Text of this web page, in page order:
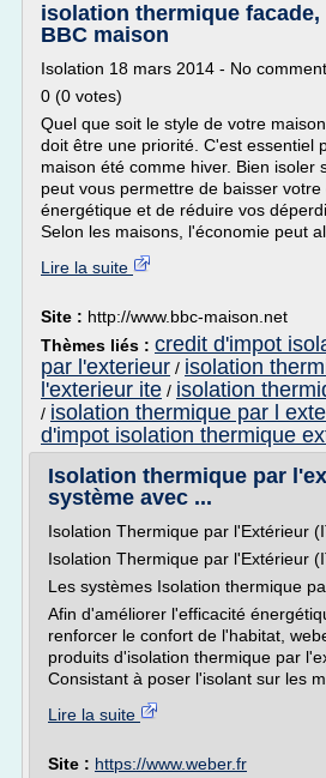
isolation thermique facade,
BBC maison
Isolation 18 mars 2014 - No
0 (0 votes)
Quel que soit le style de votre
doit être une priorité. C'est essentiel
maison été comme hiver. Bien isoler
peut vous permettre de baisser votre
énergétique et de réduire vos
Selon les maisons, l'économie peut
Lire la suite
Site : http://www.bbc-maison.net
Thèmes liés : credit d'impot
par l'exterieur / isolation
l'exterieur ite / isolation
/ isolation thermique par l
d'impot isolation thermique
Isolation thermique par
système avec ...
Isolation Thermique par l'Extérieur
Isolation Thermique par l'Extérieur
Les systèmes Isolation thermique
Afin d'améliorer l'efficacité
renforcer le confort de l'habitat,
produits d'isolation thermique par
Consistant à poser l'isolant sur les
Lire la suite
Site : https://www.weber.fr